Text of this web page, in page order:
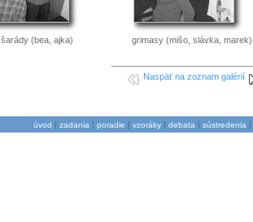
šarády (bea, ajka) grimasy (mišo, slávka, marek)
Naspäť na zoznam galérií
úvod | zadania | poradie | vzoráky| debata | sústredenia |